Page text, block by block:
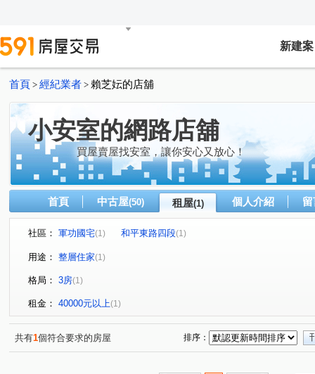
新建案
首頁 > 經紀業者 > 賴芝妘的店舖
小安室的網路店舖
買屋賣屋找安室，讓你安心又放心！
首頁 中古屋(50) 租屋(1) 個人介紹
社區： 軍功國宅(1) 和平東路四段(1)
用途： 整層住家(1)
格局： 3房(1)
租金： 40000元以上(1)
共有1個符合要求的房屋 排序：